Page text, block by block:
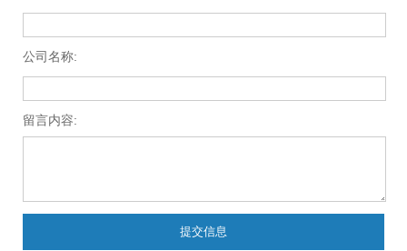
公司名称:
留言内容:
提交信息